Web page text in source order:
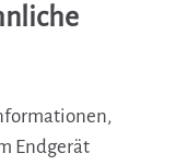
Endgerät